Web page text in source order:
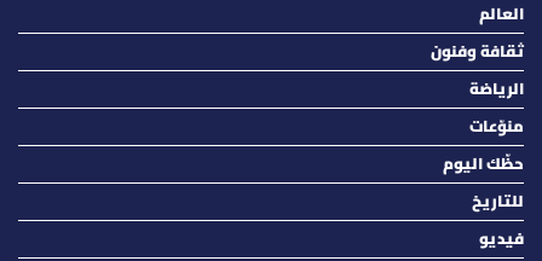
العالم
ثقافة وفنون
الرياضة
منوّعات
حظّك اليوم
للتاريخ
فيديو